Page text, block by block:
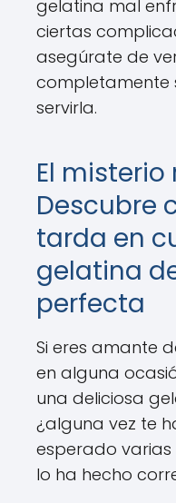
gelatina mal
ciertas
asegúrate de
completamente
servirla.
El misterio
Descubre
tarda en
gelatina
perfecta
Si eres amante
en alguna
una deliciosa
¿alguna vez te
esperado varias
lo ha hecho